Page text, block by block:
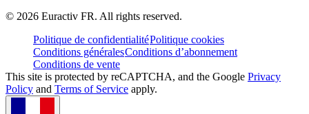
© 2026 Euractiv FR. All rights reserved.
Politique de confidentialitéPolitique cookies
Conditions généralesConditions d’abonnement
Conditions de vente
This site is protected by reCAPTCHA, and the Google Privacy
Policy and Terms of Service apply.